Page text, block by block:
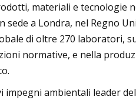
materiali e tecnologie
a Londra, nel Regno
di oltre 270 laboratori,
normative, e nella
impegni ambientali leader